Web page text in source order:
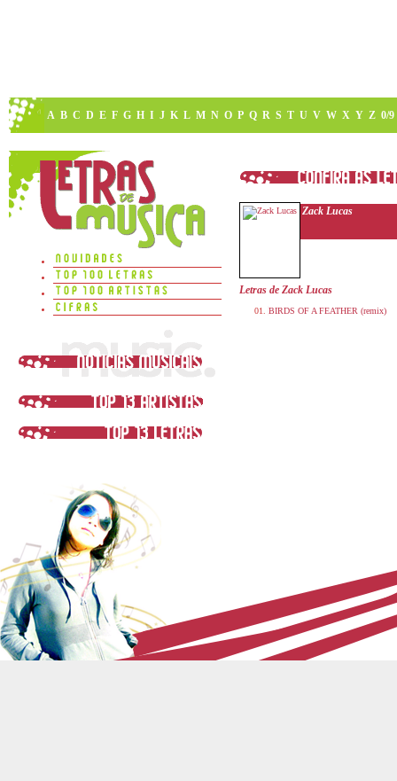
A B C D E F G H I J K L M N O P Q R S T U V W X Y Z 0/9
Zack Lucas
Letras de Zack Lucas
BIRDS OF A FEATHER (remix)